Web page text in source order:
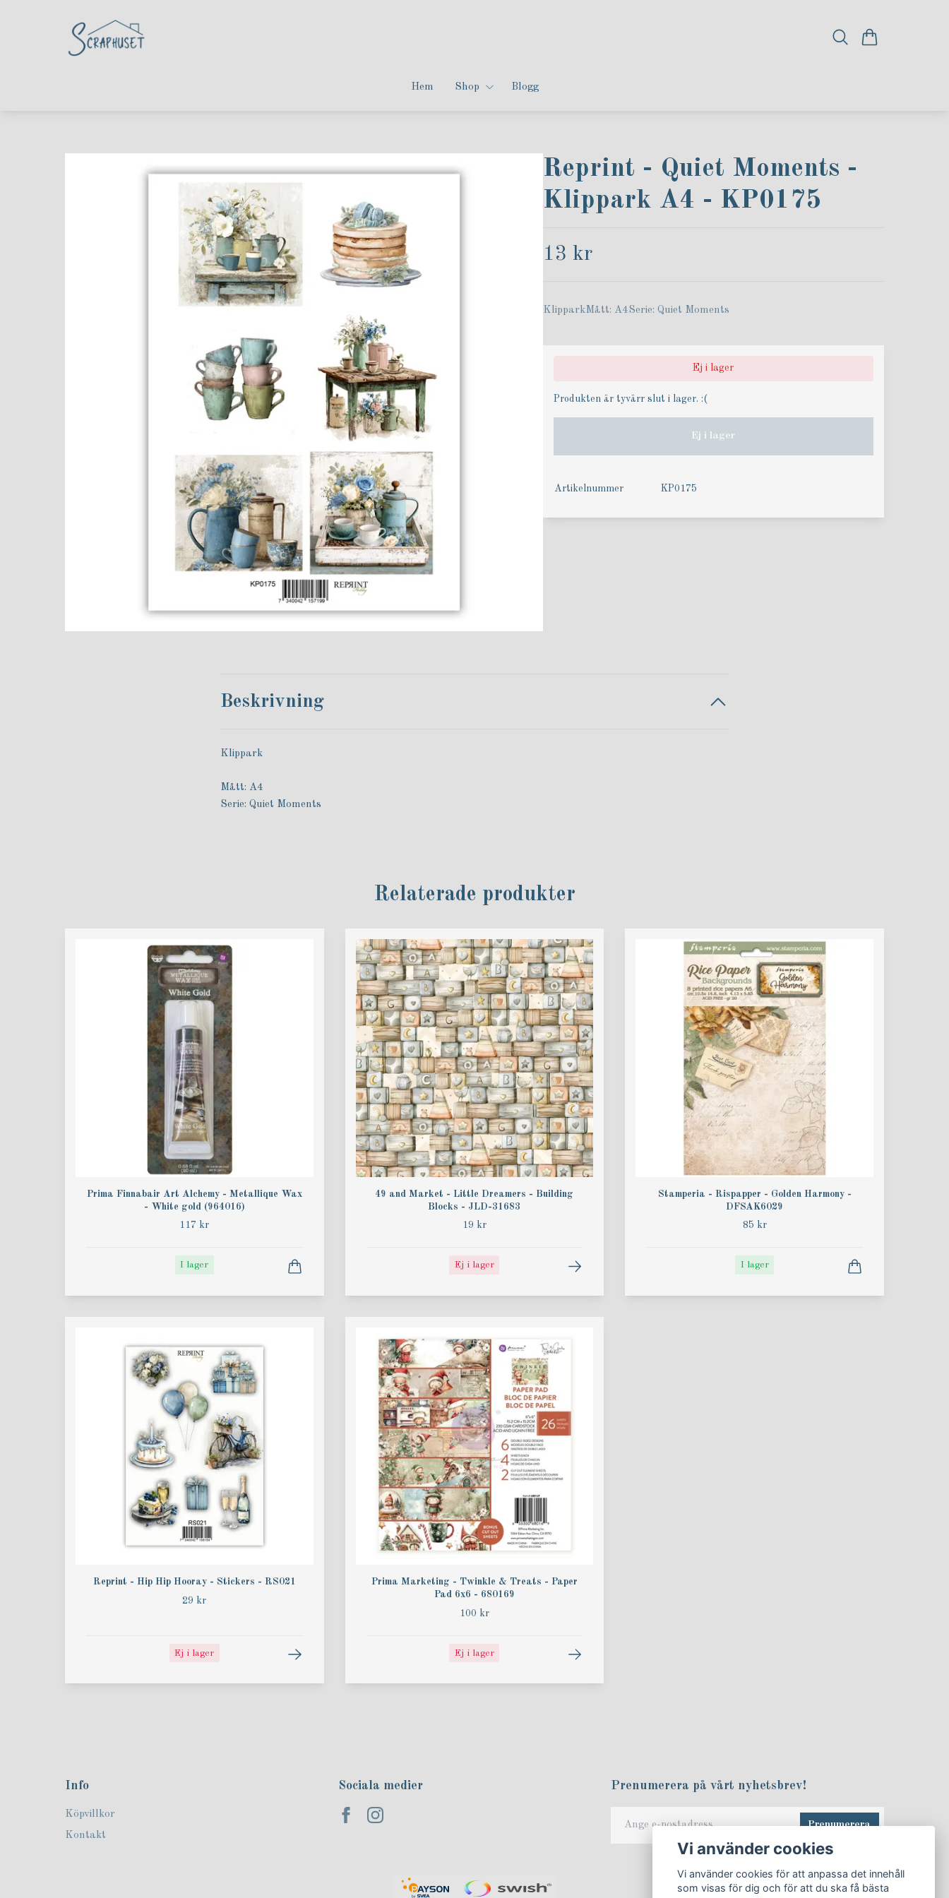
Hem Shop Blogg
Reprint - Quiet Moments -
Klippark A4 - KP0175
13 kr
KlipparkMått: A4Serie: Quiet Moments
Ej i lager
Produkten är tyvärr slut i lager. :(
Ej i lager
Artikelnummer KP0175
Beskrivning
Klippark
Mått: A4
Serie: Quiet Moments
Relaterade produkter
Prima Finnabair Art Alchemy - Metallique Wax
- White gold (964016)
117 kr
I lager
49 and Market - Little Dreamers - Building
Blocks - JLD-31683
19 kr
Ej i lager
Stamperia - Rispapper - Golden Harmony -
DFSAK6029
85 kr
I lager
Reprint - Hip Hip Hooray - Stickers - RS021
29 kr
Ej i lager
Prima Marketing - Twinkle & Treats - Paper
Pad 6x6 - 680169
100 kr
Ej i lager
Info
Köpvillkor
Kontakt
Sociala medier Prenumerera på vårt nyhetsbrev!
Prenumerera
Vi använder cookies
Vi använder cookies för att anpassa det innehåll
som visas för dig och för att du ska få bästa